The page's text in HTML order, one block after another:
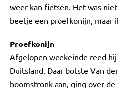
weer kan fietsen. Het was
beetje een proefkonijn, maar
Proefkonijn
Afgelopen weekeinde reed
Duitsland. Daar botste Van
boomstronk aan, ging over de